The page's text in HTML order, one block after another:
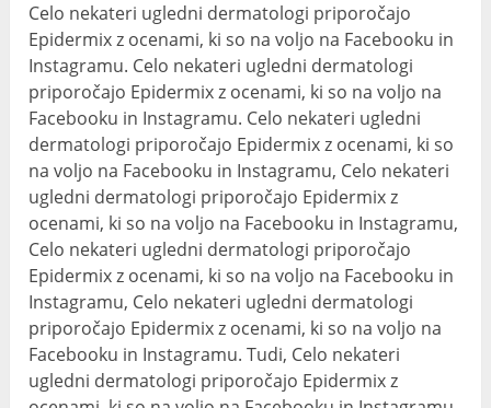
Celo nekateri ugledni dermatologi priporočajo
Epidermix z ocenami, ki so na voljo na Facebooku in
Instagramu. Celo nekateri ugledni dermatologi
priporočajo Epidermix z ocenami, ki so na voljo na
Facebooku in Instagramu. Celo nekateri ugledni
dermatologi priporočajo Epidermix z ocenami, ki so
na voljo na Facebooku in Instagramu, Celo nekateri
ugledni dermatologi priporočajo Epidermix z
ocenami, ki so na voljo na Facebooku in Instagramu,
Celo nekateri ugledni dermatologi priporočajo
Epidermix z ocenami, ki so na voljo na Facebooku in
Instagramu, Celo nekateri ugledni dermatologi
priporočajo Epidermix z ocenami, ki so na voljo na
Facebooku in Instagramu. Tudi, Celo nekateri
ugledni dermatologi priporočajo Epidermix z